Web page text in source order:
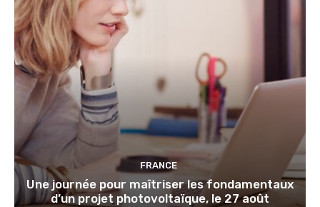
FRANCE
Une journée pour maîtriser les fondamentaux
d’un projet photovoltaïque, le 27 août